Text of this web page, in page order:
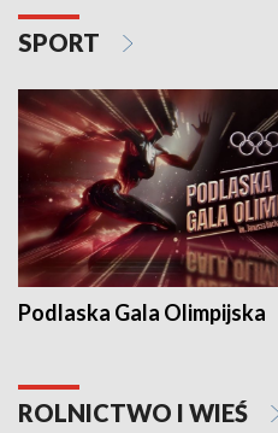
SPORT
Podlaska Gala Olimpijska
ROLNICTWO I WIEŚ